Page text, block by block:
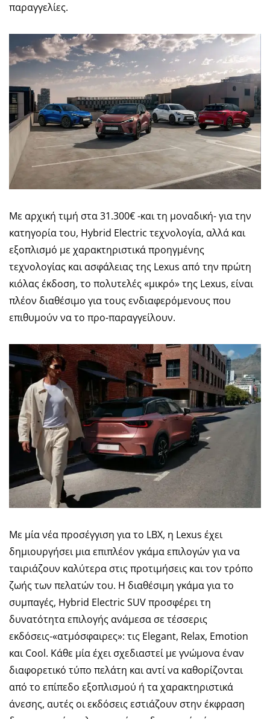
παραγγελίες.
Με αρχική τιμή στα 31.300€ -και τη μοναδική- για την
κατηγορία του, Hybrid Electric τεχνολογία, αλλά και
εξοπλισμό με χαρακτηριστικά προηγμένης
τεχνολογίας και ασφάλειας της Lexus από την πρώτη
κιόλας έκδοση, το πολυτελές «μικρό» της Lexus, είναι
πλέον διαθέσιμο για τους ενδιαφερόμενους που
επιθυμούν να το προ-παραγγείλουν.
Με μία νέα προσέγγιση για το LBX, η Lexus έχει
δημιουργήσει μια επιπλέον γκάμα επιλογών για να
ταιριάζουν καλύτερα στις προτιμήσεις και τον τρόπο
ζωής των πελατών του. Η διαθέσιμη γκάμα για το
συμπαγές, Hybrid Electric SUV προσφέρει τη
δυνατότητα επιλογής ανάμεσα σε τέσσερις
εκδόσεις-«ατμόσφαιρες»: τις Elegant, Relax, Emotion
και Cool. Κάθε μία έχει σχεδιαστεί με γνώμονα έναν
διαφορετικό τύπο πελάτη και αντί να καθορίζονται
από το επίπεδο εξοπλισμού ή τα χαρακτηριστικά
άνεσης, αυτές οι εκδόσεις εστιάζουν στην έκφραση